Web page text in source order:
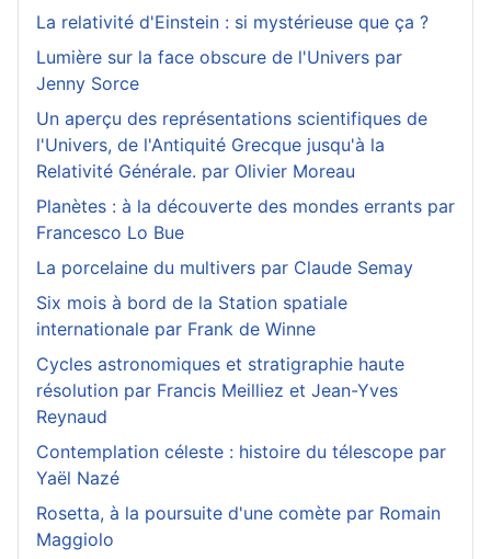
La relativité d'Einstein : si mystérieuse que ça ?
Lumière sur la face obscure de l'Univers par
Jenny Sorce
Un aperçu des représentations scientifiques de
l'Univers, de l'Antiquité Grecque jusqu'à la
Relativité Générale. par Olivier Moreau
Planètes : à la découverte des mondes errants par
Francesco Lo Bue
La porcelaine du multivers par Claude Semay
Six mois à bord de la Station spatiale
internationale par Frank de Winne
Cycles astronomiques et stratigraphie haute
résolution par Francis Meilliez et Jean-Yves
Reynaud
Contemplation céleste : histoire du télescope par
Yaël Nazé
Rosetta, à la poursuite d'une comète par Romain
Maggiolo